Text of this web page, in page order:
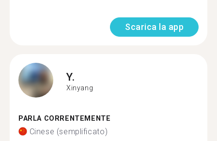
Scarica la app
Y.
Xinyang
PARLA CORRENTEMENTE
Cinese (semplificato)